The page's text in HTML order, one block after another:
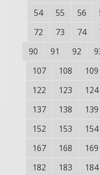
54
55 56
72
73 74
90
91 92
107
108 109
122
123 124
137
138 139
152
153 154
167
168 169
182
183 184